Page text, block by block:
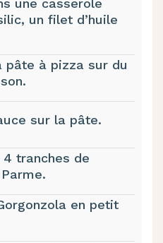
une casserole
un filet d’huile
pâte à pizza sur du
sur la pâte.
tranches de
en petit